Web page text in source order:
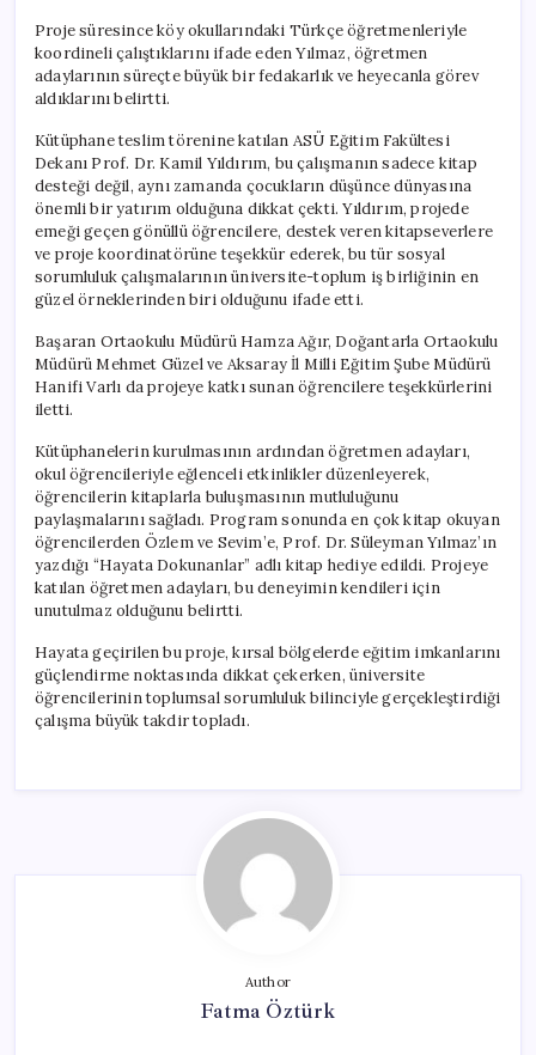
Proje süresince köy okullarındaki Türkçe öğretmenleriyle
koordineli çalıştıklarını ifade eden Yılmaz, öğretmen
adaylarının süreçte büyük bir fedakarlık ve heyecanla görev
aldıklarını belirtti.
Kütüphane teslim törenine katılan ASÜ Eğitim Fakültesi
Dekanı Prof. Dr. Kamil Yıldırım, bu çalışmanın sadece kitap
desteği değil, aynı zamanda çocukların düşünce dünyasına
önemli bir yatırım olduğuna dikkat çekti. Yıldırım, projede
emeği geçen gönüllü öğrencilere, destek veren kitapseverlere
ve proje koordinatörüne teşekkür ederek, bu tür sosyal
sorumluluk çalışmalarının üniversite-toplum iş birliğinin en
güzel örneklerinden biri olduğunu ifade etti.
Başaran Ortaokulu Müdürü Hamza Ağır, Doğantarla Ortaokulu
Müdürü Mehmet Güzel ve Aksaray İl Milli Eğitim Şube Müdürü
Hanifi Varlı da projeye katkı sunan öğrencilere teşekkürlerini
iletti.
Kütüphanelerin kurulmasının ardından öğretmen adayları,
okul öğrencileriyle eğlenceli etkinlikler düzenleyerek,
öğrencilerin kitaplarla buluşmasının mutluluğunu
paylaşmalarını sağladı. Program sonunda en çok kitap okuyan
öğrencilerden Özlem ve Sevim’e, Prof. Dr. Süleyman Yılmaz’ın
yazdığı “Hayata Dokunanlar” adlı kitap hediye edildi. Projeye
katılan öğretmen adayları, bu deneyimin kendileri için
unutulmaz olduğunu belirtti.
Hayata geçirilen bu proje, kırsal bölgelerde eğitim imkanlarını
güçlendirme noktasında dikkat çekerken, üniversite
öğrencilerinin toplumsal sorumluluk bilinciyle gerçekleştirdiği
çalışma büyük takdir topladı.
Author
Fatma Öztürk